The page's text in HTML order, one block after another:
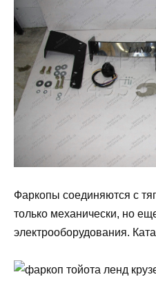
Фаркопы соединяются с
только механически, но
электрооборудования.